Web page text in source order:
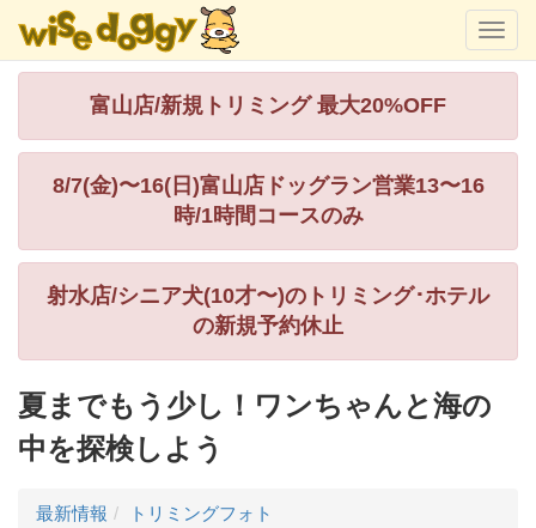
富山店/新規トリミング 最大20%OFF
8/7(金)〜16(日)富山店ドッグラン営業13〜16
時/1時間コースのみ
射水店/シニア犬(10才〜)のトリミング･ホテル
の新規予約休止
夏までもう少し！ワンちゃんと海の
中を探検しよう
最新情報 トリミングフォト